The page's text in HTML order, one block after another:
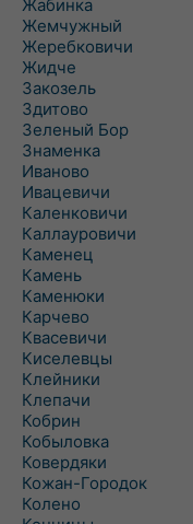
Жабинка
Жемчужный
Жеребковичи
Жидче
Закозель
Здитово
Зеленый Бор
Знаменка
Иваново
Ивацевичи
Каленковичи
Каллауровичи
Каменец
Камень
Каменюки
Карчево
Квасевичи
Киселевцы
Клейники
Клепачи
Кобрин
Кобыловка
Ковердяки
Кожан-Городок
Колено